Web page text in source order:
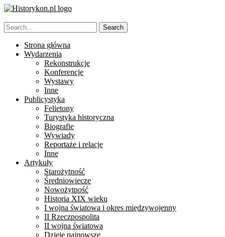
Strona główna
Wydarzenia
Rekonstrukcje
Konferencje
Wystawy
Inne
Publicystyka
Felietony
Turystyka historyczna
Biografie
Wywiady
Reportaże i relacje
Inne
Artykuły
Starożytność
Średniowiecze
Nowożytność
Historia XIX wieku
I wojna światowa i okres międzywojenny
II Rzeczpospolita
II wojna światowa
Dzieje najnowsze